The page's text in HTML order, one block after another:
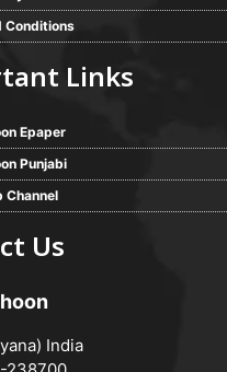
Conditions
Links
Epaper
Punjabi
Channel
Us
India